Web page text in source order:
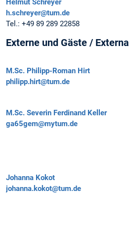
h.schreyer@tum.de
Tel.: +49 89 289 22858
Externe und Gäste /
M.Sc. Philipp-Roman Hirt
philipp.hirt@tum.de
M.Sc. Severin Ferdinand Keller
ga65gem@mytum.de
Johanna Kokot
johanna.kokot@tum.de